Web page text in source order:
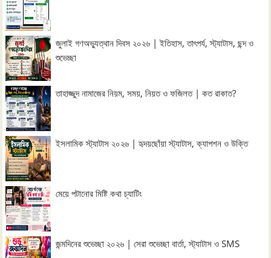
জুলাই গণঅভ্যুত্থান দিবস ২০২৬ | ইতিহাস, তাৎপর্য, স্ট্যাটাস, ছন্দ ও
শুভেচ্ছা
তাহাজ্জুদ নামাজের নিয়ম, সময়, নিয়ত ও ফজিলত | কত রাকাত?
ইসলামিক স্ট্যাটাস ২০২৬ | হৃদয়ছোঁয়া স্ট্যাটাস, ক্যাপশন ও উক্তি
মেয়ে পটানোর মিষ্টি কথা চ্যাটিং
জন্মদিনের শুভেচ্ছা ২০২৬ | সেরা শুভেচ্ছা বার্তা, স্ট্যাটাস ও SMS